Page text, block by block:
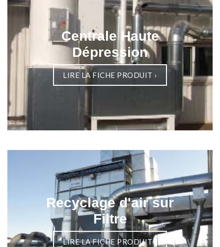
Centrale Haute
Dépression
LIRE LA FICHE PRODUIT ›
Recyclage d'air sur
Filtre
LIRE LA FICHE PRODUIT ›